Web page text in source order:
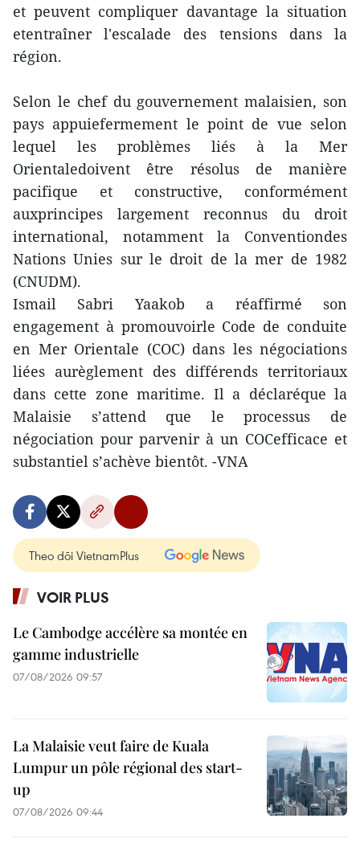
et peuvent compliquer davantage la situation
etentraîner l'escalade des tensions dans la
région.
Selon le chef du gouvernement malaisien, son
pays appuiefermement le point de vue selon
lequel les problèmes liés à la Mer
Orientaledoivent être résolus de manière
pacifique et constructive, conformément
auxprincipes largement reconnus du droit
international, notamment la Conventiondes
Nations Unies sur le droit de la mer de 1982
(CNUDM).
Ismail Sabri Yaakob a réaffirmé son
engagement à promouvoirle Code de conduite
en Mer Orientale (COC) dans les négociations
liées aurèglement des différends territoriaux
dans cette zone maritime. Il a déclaréque la
Malaisie s’attend que le processus de
négociation pour parvenir à un COCefficace et
substantiel s’achève bientôt. -VNA
Theo dõi VietnamPlus
VOIR PLUS
Le Cambodge accélère sa montée en
gamme industrielle
07/08/2026 09:57
La Malaisie veut faire de Kuala
Lumpur un pôle régional des start-
up
07/08/2026 09:44